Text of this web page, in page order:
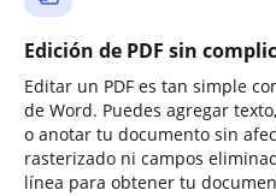
Edición de PDF sin
Editar un PDF es tan simple
de Word. Puedes agregar
o anotar tu documento sin
rasterizado ni campos
línea para obtener tu